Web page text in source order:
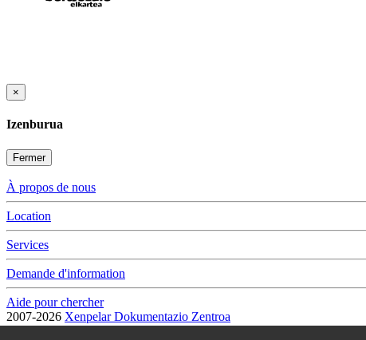
×
Izenburua
Fermer
À propos de nous
Location
Services
Demande d'information
Aide pour chercher
2007-2026 Xenpelar Dokumentazio Zentroa